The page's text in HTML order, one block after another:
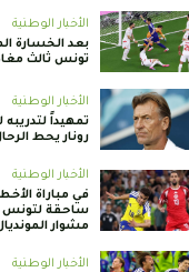
الأخبار الوطنية
بعد الخسارة
تونس ثالث
الأخبار الوطنية
تمهيداً
رونار يحط
الأخبار الوطنية
في مباراة
ساحقة لتونس
مشوار
الأخبار الوطنية